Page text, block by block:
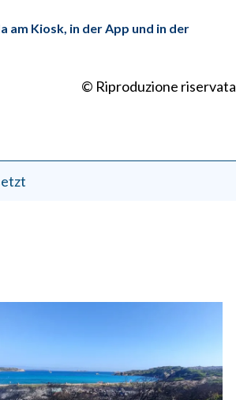
am Kiosk, in der App und in der
© Riproduzione riservata